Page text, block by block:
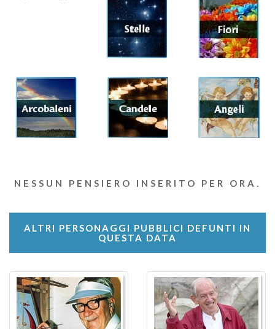
NESSUN PENSIERO INSERITO PER ORA.
ALTRI PERSONAGGI PUBBLICI DEFUNTI IN
QUESTA DATA